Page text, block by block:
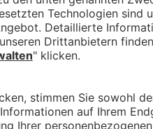
nicht verlaufen. Wieso, das